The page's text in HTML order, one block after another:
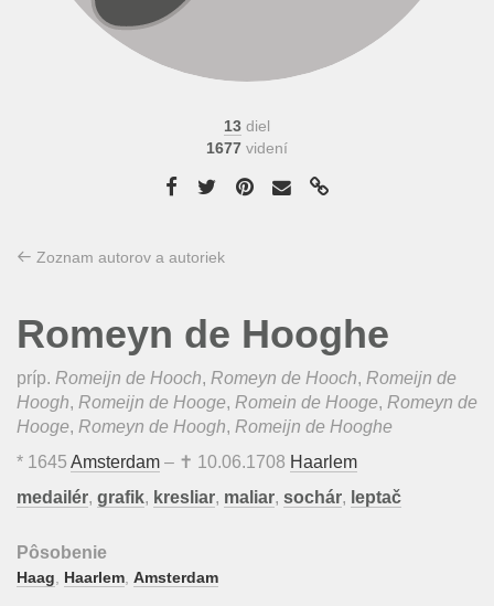
13 diel
1677 videní
Zoznam autorov a autoriek
Romeyn de Hooghe
príp. Romeijn de Hooch, Romeyn de Hooch, Romeijn de
Hoogh, Romeijn de Hooge, Romein de Hooge, Romeyn de
Hooge, Romeyn de Hoogh, Romeijn de Hooghe
* 1645 Amsterdam – ✝ 10.06.1708 Haarlem
medailér, grafik, kresliar, maliar, sochár, leptač
Pôsobenie
Haag Haarlem Amsterdam